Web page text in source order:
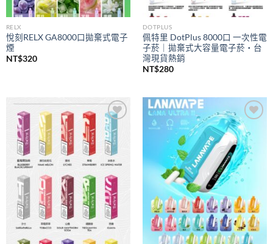
RELX
悅刻RELX GA8000口拋棄式電子
煙
NT$320
DOTPLUS
佩特里 DotPlus 8000口 一次性電
子菸｜拋棄式大容量電子菸・台
灣現貨熱銷
NT$280
Add to
wishlist
Add to
wishlist